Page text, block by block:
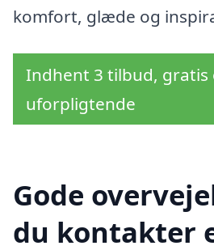
komfort, glæde og
Indhent 3 tilbud, gratis
uforpligtende
Gode
du kontakter